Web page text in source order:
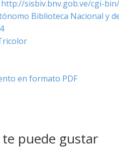
http://sisbiv.bnv.gob.ve/cgi-
Biblioteca Nacional y
en formato PDF
puede gustar